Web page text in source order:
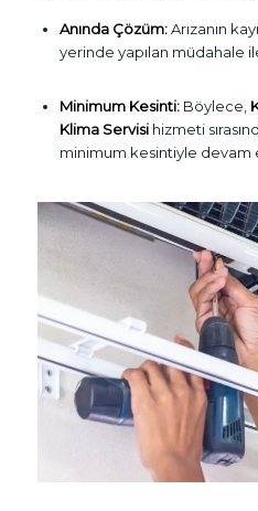
Anında Çözüm:Arızanın
yerinde yapılan müdahale
Minimum Kesinti:Böylece,
Klima Servisihizmeti
minimum kesintiyle devam